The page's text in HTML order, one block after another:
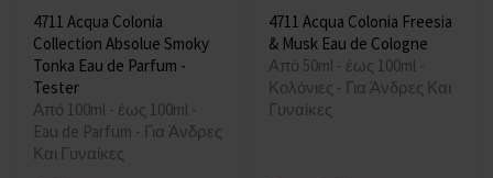
4711 Acqua Colonia
Collection Absolue Smoky
Tonka Eau de Parfum -
Tester
Από 100ml - έως 100ml -
Eau de Parfum - Για Άνδρες
Και Γυναίκες
4711 Acqua Colonia Freesia
& Musk Eau de Cologne
Από 50ml - έως 100ml -
Κολόνιες - Για Άνδρες Και
Γυναίκες